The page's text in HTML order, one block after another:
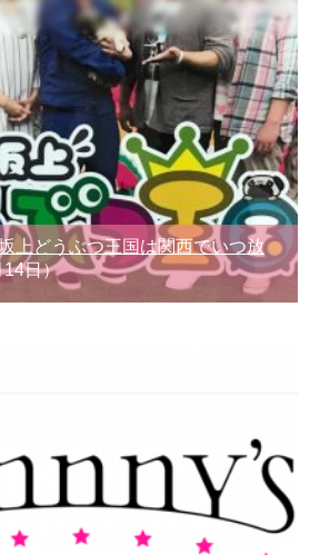
上どうぶつ王国は関西でいつ放
14日）